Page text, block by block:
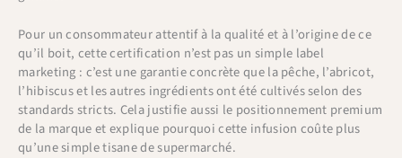
Pour un consommateur attentif à la qualité et à l’origine de ce
qu’il boit, cette certification n’est pas un simple label
marketing : c’est une garantie concrète que la pêche, l’abricot,
l’hibiscus et les autres ingrédients ont été cultivés selon des
standards stricts. Cela justifie aussi le positionnement premium
de la marque et explique pourquoi cette infusion coûte plus
qu’une simple tisane de supermarché.